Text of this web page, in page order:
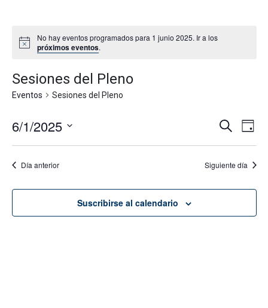
No hay eventos programados para 1 junio 2025. Ir a los
próximos eventos.
Sesiones del Pleno
Eventos Sesiones del Pleno
de
vistas
de
Buscar
de
Día
6/1/2025
Día anterior Siguiente día
Suscribirse al calendario